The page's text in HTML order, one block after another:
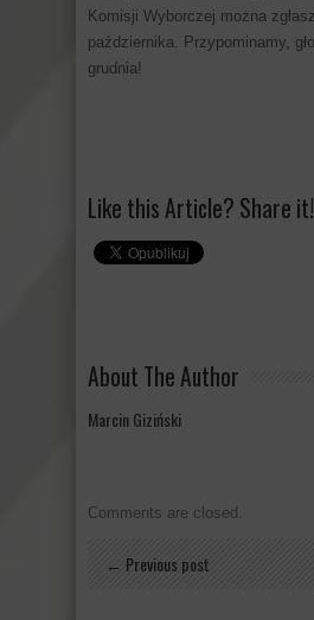
Komisji Wyborczej można
października. Przypominamy,
grudnia!
Like this Article? Share it!
About The Author
Marcin Giziński
Comments are closed.
← Previous post